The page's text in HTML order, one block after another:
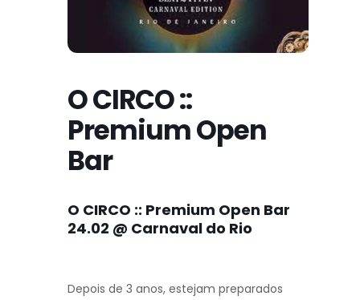
O CIRCO ::
Premium Open
Bar
O CIRCO :: Premium Open Bar
24.02 @ Carnaval do Rio
Depois de 3 anos, estejam preparados